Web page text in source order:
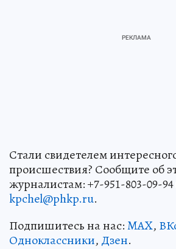
Стали свидетелем
происшествия? Сообщите об
журналистам: +7-951-803-09-
kpchel@phkp.ru.
Подпишитесь на нас:MAX,
Одноклассники, Дзен.